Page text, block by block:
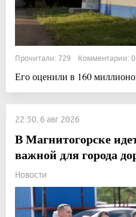
Прочитали: 729 Комментарии: 0
Его оценили в 160
22:50, 6 авг 2026
В Магнитогорске
важной для города
Новости